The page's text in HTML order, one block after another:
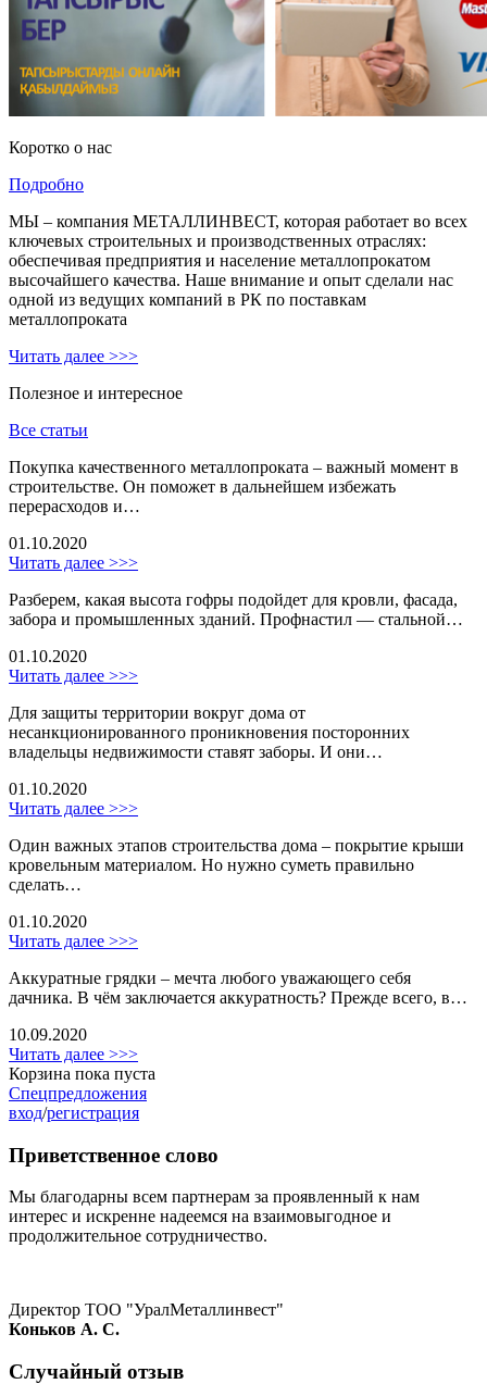
Коротко о нас
Подробно
МЫ – компания МЕТАЛЛИНВЕСТ, которая работает во всех
ключевых строительных и производственных отраслях:
обеспечивая предприятия и население металлопрокатом
высочайшего качества. Наше внимание и опыт сделали нас
одной из ведущих компаний в РК по поставкам
металлопроката
Читать далее >>>
Полезное и интересное
Все статьи
Покупка качественного металлопроката – важный момент в
строительстве. Он поможет в дальнейшем избежать
перерасходов и…
01.10.2020
Читать далее >>>
Разберем, какая высота гофры подойдет для кровли, фасада,
забора и промышленных зданий. Профнастил — стальной…
01.10.2020
Читать далее >>>
Для защиты территории вокруг дома от
несанкционированного проникновения посторонних
владельцы недвижимости ставят заборы. И они…
01.10.2020
Читать далее >>>
Один важных этапов строительства дома – покрытие крыши
кровельным материалом. Но нужно суметь правильно
сделать…
01.10.2020
Читать далее >>>
Аккуратные грядки – мечта любого уважающего себя
дачника. В чём заключается аккуратность? Прежде всего, в…
10.09.2020
Читать далее >>>
Корзина пока пуста
Спецпредложения
вход/регистрация
Приветственное слово
Мы благодарны всем партнерам за проявленный к нам
интерес и искренне надеемся на взаимовыгодное и
продолжительное сотрудничество.
Директор ТОО "УралМеталлинвест"
Коньков А. С.
Случайный отзыв